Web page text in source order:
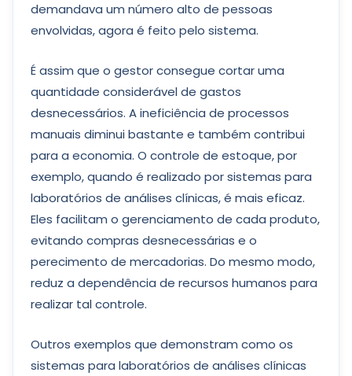
demandava um número alto de pessoas
envolvidas, agora é feito pelo sistema.
É assim que o gestor consegue cortar uma
quantidade considerável de gastos
desnecessários. A ineficiência de processos
manuais diminui bastante e também contribui
para a economia. O controle de estoque, por
exemplo, quando é realizado por sistemas para
laboratórios de análises clínicas, é mais eficaz.
Eles facilitam o gerenciamento de cada produto,
evitando compras desnecessárias e o
perecimento de mercadorias. Do mesmo modo,
reduz a dependência de recursos humanos para
realizar tal controle.
Outros exemplos que demonstram como os
sistemas para laboratórios de análises clínicas